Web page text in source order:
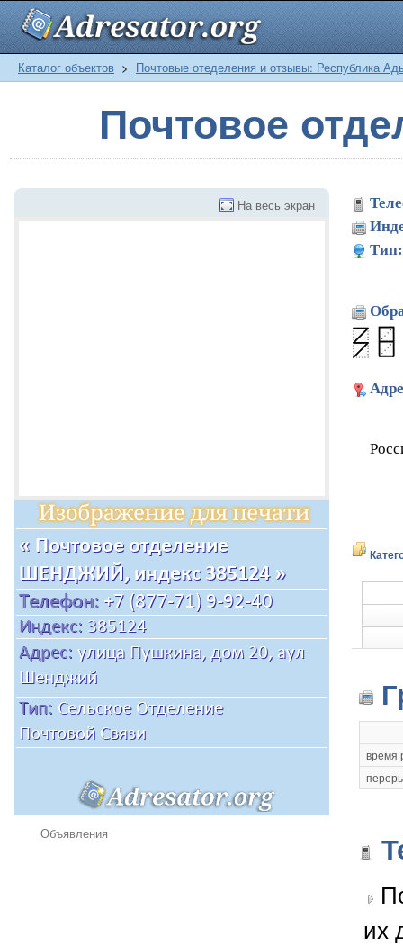
Каталог объектов > Почтовые отеделения и отзывы: Республика
Почтовое
На весь экран
Объявления
Тип:
время
их